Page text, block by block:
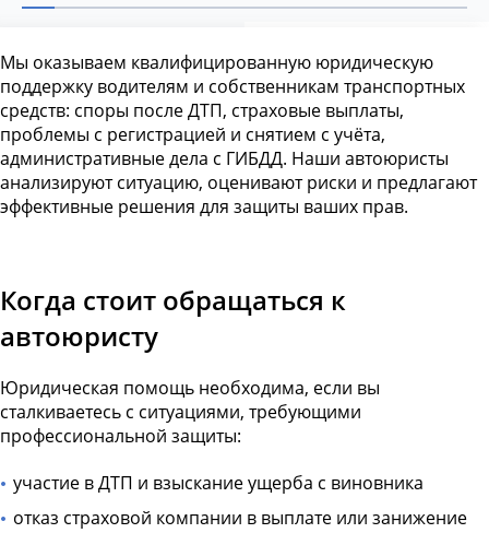
Мы оказываем квалифицированную юридическую
поддержку водителям и собственникам транспортных
средств: споры после ДТП, страховые выплаты,
проблемы с регистрацией и снятием с учёта,
административные дела с ГИБДД. Наши автоюристы
анализируют ситуацию, оценивают риски и предлагают
эффективные решения для защиты ваших прав.
Когда стоит обращаться к
автоюристу
Юридическая помощь необходима, если вы
сталкиваетесь с ситуациями, требующими
профессиональной защиты:
участие в ДТП и взыскание ущерба с виновника
отказ страховой компании в выплате или занижение